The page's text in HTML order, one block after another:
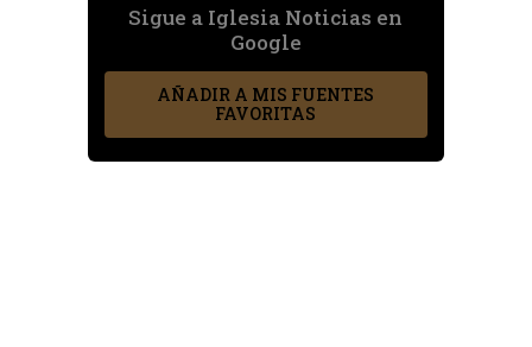
Sigue a Iglesia Noticias en
Google
AÑADIR A MIS FUENTES
FAVORITAS